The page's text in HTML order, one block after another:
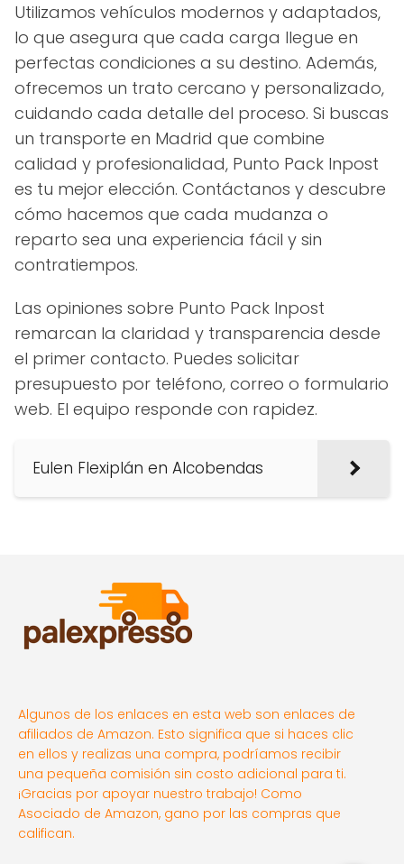
Utilizamos vehículos modernos y adaptados,
lo que asegura que cada carga llegue en
perfectas condiciones a su destino. Además,
ofrecemos un trato cercano y personalizado,
cuidando cada detalle del proceso. Si buscas
un transporte en Madrid que combine
calidad y profesionalidad, Punto Pack Inpost
es tu mejor elección. Contáctanos y descubre
cómo hacemos que cada mudanza o
reparto sea una experiencia fácil y sin
contratiempos.
Las opiniones sobre Punto Pack Inpost
remarcan la claridad y transparencia desde
el primer contacto. Puedes solicitar
presupuesto por teléfono, correo o formulario
web. El equipo responde con rapidez.
Eulen Flexiplán en Alcobendas
Algunos de los enlaces en esta web son enlaces de
afiliados de Amazon. Esto significa que si haces clic
en ellos y realizas una compra, podríamos recibir
una pequeña comisión sin costo adicional para ti.
¡Gracias por apoyar nuestro trabajo! Como
Asociado de Amazon, gano por las compras que
califican.